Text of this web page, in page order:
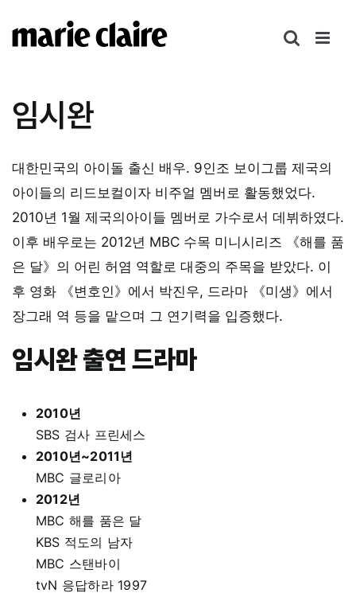
텐
기
임시완
대한민국의 아이돌 출신 배우. 9인조 보이그룹 제국의
아이들의 리드보컬이자 비주얼 멤버로 활동했었다.
2010년 1월 제국의아이들 멤버로 가수로서 데뷔하였다.
이후 배우로는 2012년 MBC 수목 미니시리즈 《해를 품
은 달》의 어린 허염 역할로 대중의 주목을 받았다. 이
후 영화 《변호인》에서 박진우, 드라마 《미생》에서
장그래 역 등을 맡으며 그 연기력을 입증했다.
임시완 출연 드라마
2010년
SBS 검사 프린세스
2010년~2011년
MBC 글로리아
2012년
MBC 해를 품은 달
KBS 적도의 남자
MBC 스탠바이
tvN 응답하라 1997